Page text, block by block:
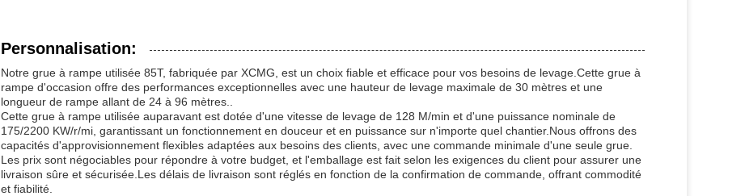
Personnalisation:
Notre grue à rampe utilisée 85T, fabriquée par XCMG, est un choix fiable et efficace pour vos besoins de levage.Cette grue à
rampe d'occasion offre des performances exceptionnelles avec une hauteur de levage maximale de 30 mètres et une
longueur de rampe allant de 24 à 96 mètres..
Cette grue à rampe utilisée auparavant est dotée d'une vitesse de levage de 128 M/min et d'une puissance nominale de
175/2200 KW/r/mi, garantissant un fonctionnement en douceur et en puissance sur n'importe quel chantier.Nous offrons des
capacités d'approvisionnement flexibles adaptées aux besoins des clients, avec une commande minimale d'une seule grue.
Les prix sont négociables pour répondre à votre budget, et l'emballage est fait selon les exigences du client pour assurer une
livraison sûre et sécurisée.Les délais de livraison sont réglés en fonction de la confirmation de commande, offrant commodité
et fiabilité.